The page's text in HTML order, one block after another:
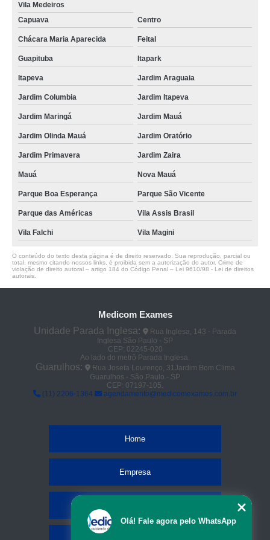
Vila Medeiros
Capuava
Centro
Chácara Maria Aparecida Feital
Guapituba Itapark
Itapeva Jardim Araguaia
Jardim Columbia Jardim Itapeva
Jardim Maringá Jardim Mauá
Jardim Olinda Mauá Jardim Oratório
Jardim Primavera Jardim Zaira
Mauá Nova Mauá
Parque Boa Esperança Parque São Vicente
Parque das Américas Vila Assis Brasil
Vila Falchi Vila Magini
O conteúdo do texto desta página é de direito reservado. Sua reprodução, parcial ou
total, mesmo citando nossos links, é proibida sem a autorização do autor. Crime de
violação de direito autoral – artigo 184 do Código Penal – Lei 9610/98 - Lei de direitos
autorais
Medicom Exames
Unidade Parada Inglesa:
Rua Inglesa, 143 - Parada
Inglesa São Paulo - SP
CEP: 02245-020
Ao lado do metrô Parada Inglesa.
Guarulhos:
Rua Josefa Lourenço, 31Jardim Bom Clima
Guarulhos - São Paulo - SP
CEP: 07197-105.
(11) 2206-1364
agendamento@medicomexames.com.br
Home
Empresa
Olá! Fale agora pelo WhatsApp